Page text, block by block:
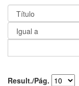
Result./Pág.